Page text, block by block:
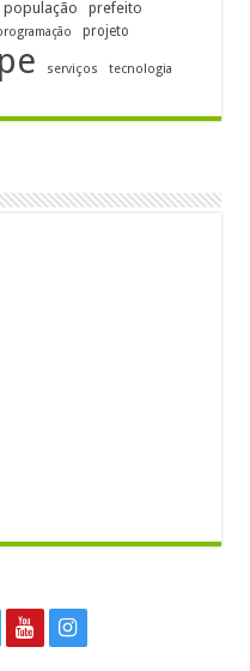
população prefeito
projeto
serviços
tecnologia